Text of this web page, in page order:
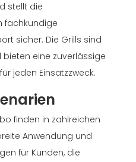
stellt die
fachkundige
sicher. Die Grills sind
eine zuverlässige
jeden Einsatzzweck.
finden in zahlreichen
Anwendung und
für Kunden, die